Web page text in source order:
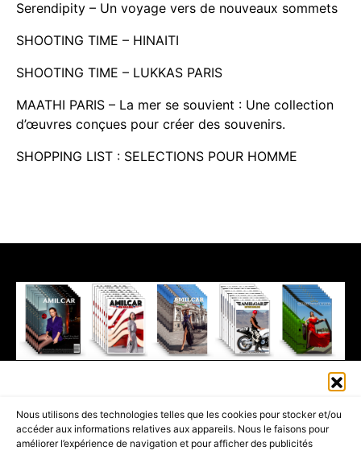
Nous utilisons des technologies telles que les cookies pour stocker et/ou
accéder aux informations relatives aux appareils. Nous le faisons pour
améliorer l’expérience de navigation et pour afficher des publicités
Serendipity – Un voyage vers de nouveaux sommets
SHOOTING TIME – HINAITI
SHOOTING TIME – LUKKAS PARIS
MAATHI PARIS – La mer se souvient : Une collection
d’œuvres conçues pour créer des souvenirs.
SHOPPING LIST : SELECTIONS POUR HOMME
PART OF THEAMILCAR MAGAZINE GROUP.EDITOR - ADVERTISING
AGENCE MEDIANE.